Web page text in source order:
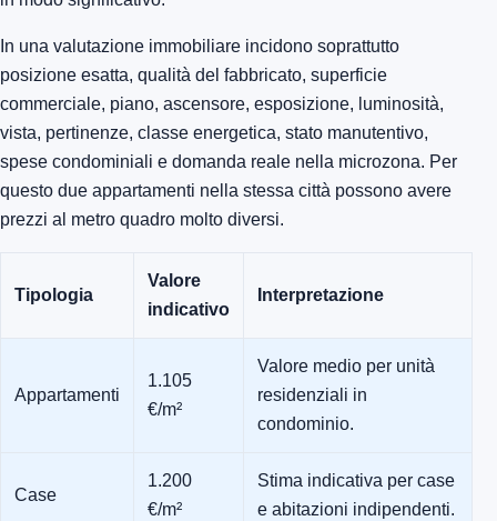
In una valutazione immobiliare incidono soprattutto
posizione esatta, qualità del fabbricato, superficie
commerciale, piano, ascensore, esposizione, luminosità,
vista, pertinenze, classe energetica, stato manutentivo,
spese condominiali e domanda reale nella microzona. Per
questo due appartamenti nella stessa città possono avere
prezzi al metro quadro molto diversi.
Tipologia
Valore
indicativo
Interpretazione
Appartamenti
1.105
€/m²
Valore medio per unità
residenziali in
condominio.
Case
1.200
€/m²
Stima indicativa per case
e abitazioni indipendenti.